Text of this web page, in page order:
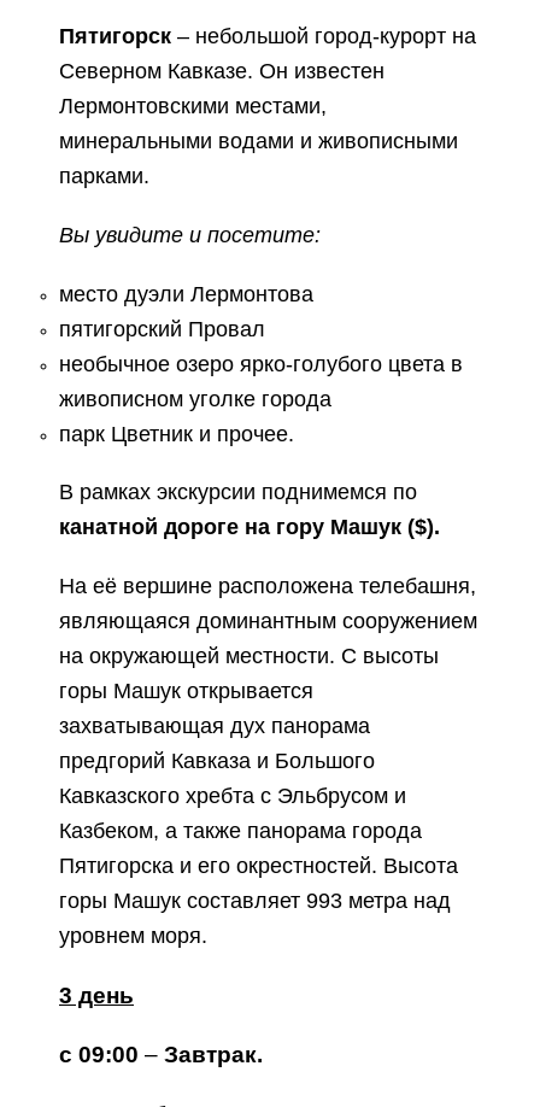
Пятигорск – небольшой город-курорт на
Северном Кавказе. Он известен
Лермонтовскими местами,
минеральными водами и живописными
парками.
Вы увидите и посетите:
место дуэли Лермонтова
пятигорский Провал
необычное озеро ярко-голубого цвета в
живописном уголке города
парк Цветник и прочее.
В рамках экскурсии поднимемся по
канатной дороге на гору Машук ($).
На её вершине расположена телебашня,
являющаяся доминантным сооружением
на окружающей местности. С высоты
горы Машук открывается
захватывающая дух панорама
предгорий Кавказа и Большого
Кавказского хребта с Эльбрусом и
Казбеком, а также панорама города
Пятигорска и его окрестностей. Высота
горы Машук составляет 993 метра над
уровнем моря.
3 день
с 09:00 – Завтрак.